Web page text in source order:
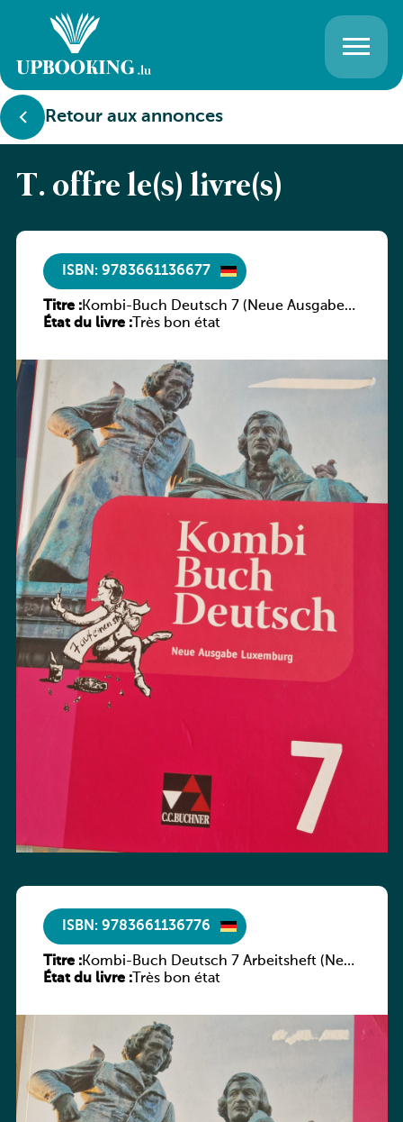
Retour aux annonces
T. offre le(s) livre(s)
ISBN: 9783661136677
Titre :Kombi-Buch Deutsch 7 (Neue Ausgabe
Luxemburg)
État du livre :Très bon état
ISBN: 9783661136776
Titre :Kombi-Buch Deutsch 7 Arbeitsheft (Neue
Ausgabe Luxemburg)
État du livre :Très bon état